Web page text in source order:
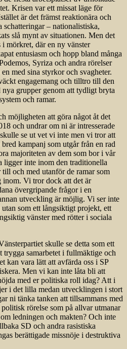
Krisen var ett missat läge för
är det främst reaktionära och
– nationalistiska,
slå mynt av situationen. Men det
mörkret, där en ny vänster
entusiasm och hopp bland många
Syriza och andra rörelser
med sina styrkor och svagheter.
engagemang och tilltro till den
grupper genom att tydligt bryta
och ramar.
möjligheten att göra något åt det
och undrar om ni är intresserade
se ut vet vi inte men vi tror att
kampanj som utgår från en rad
majoriteten av dem som bor i vår
ligger inte inom den traditionella
och med utanför de ramar som
Vi tror dock att det är
övergripande frågor i en
utveckling är möjlig. Vi ser inte
som ett långsiktigt projekt, ett
vänster med rötter i sociala
skulle se detta som ett
trygga samarbetet i fullmäktige och
kan vara lätt att avfärda oss i SP
Men vi kan inte låta bli att
med er politiska roll idag? Att i
i det lilla medan utvecklingen i stort
ni tänka tanken att tillsammans med
rörelse som på allvar utmanar
ledningen och makten? Och inte
SD och andra rasistiska
berättigade missnöje i destruktiva